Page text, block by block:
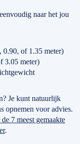
naar het jou
0.90, of 1.35 meter)
3.05 meter)
Je kunt natuurlijk
opnemen voor advies.
7 meest gemaakte
.